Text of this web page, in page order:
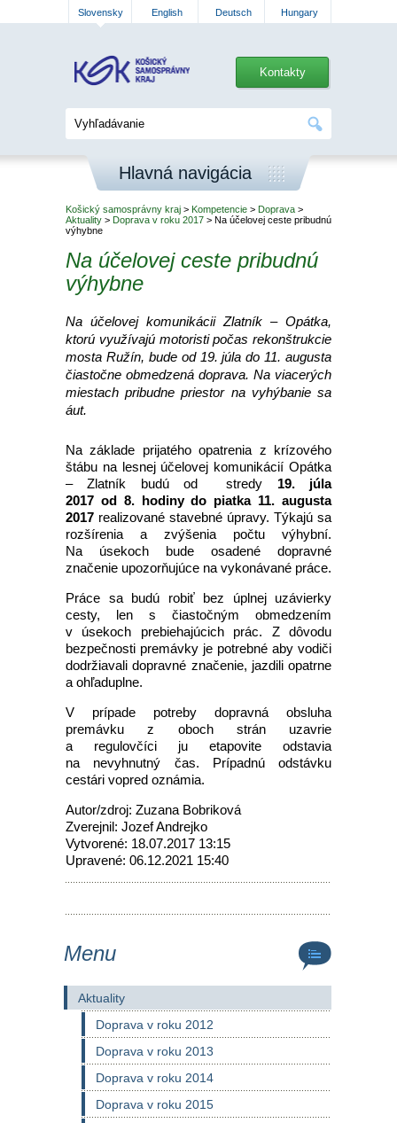
Slovensky English Deutsch Hungary
Kontakty
Hlavná navigácia
Košický samosprávny kraj > Kompetencie > Doprava >
Aktuality > Doprava v roku 2017 > Na účelovej ceste pribudnú
výhybne
Na účelovej ceste pribudnú
výhybne
Na účelovej komunikácii Zlatník – Opátka,
ktorú využívajú motoristi počas rekonštrukcie
mosta Ružín, bude od 19. júla do 11. augusta
čiastočne obmedzená doprava. Na viacerých
miestach pribudne priestor na vyhýbanie sa
áut.
Na základe prijatého opatrenia z krízového
štábu na lesnej účelovej komunikácií Opátka
– Zlatník budú od stredy 19. júla
2017 od 8. hodiny do piatka 11. augusta
2017 realizované stavebné úpravy. Týkajú sa
rozšírenia a zvýšenia počtu výhybní.
Na úsekoch bude osadené dopravné
značenie upozorňujúce na vykonávané práce.
Práce sa budú robiť bez úplnej uzávierky
cesty, len s čiastočným obmedzením
v úsekoch prebiehajúcich prác. Z dôvodu
bezpečnosti premávky je potrebné aby vodiči
dodržiavali dopravné značenie, jazdili opatrne
a ohľaduplne.
V prípade potreby dopravná obsluha
premávku z oboch strán uzavrie
a regulovčíci ju etapovite odstavia
na nevyhnutný čas. Prípadnú odstávku
cestári vopred oznámia.
Autor/zdroj: Zuzana Bobriková
Zverejnil: Jozef Andrejko
Vytvorené: 18.07.2017 13:15
Upravené: 06.12.2021 15:40
Menu
Aktuality
Doprava v roku 2012
Doprava v roku 2013
Doprava v roku 2014
Doprava v roku 2015